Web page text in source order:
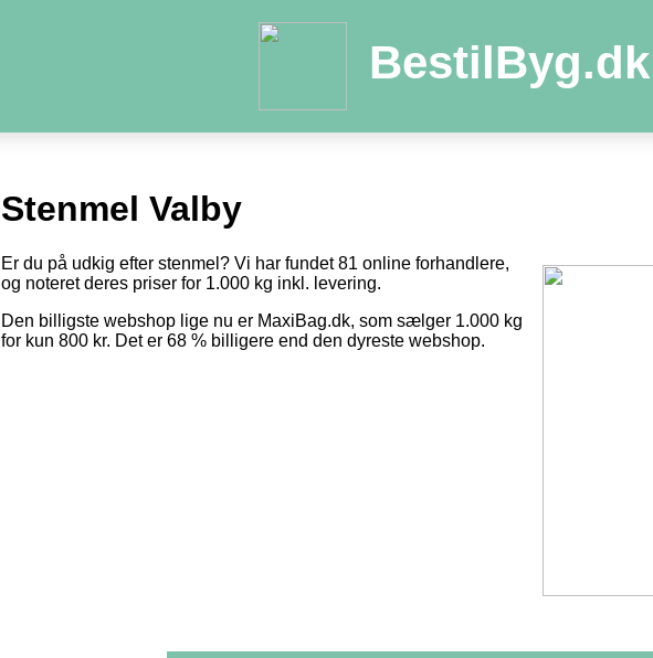
BestilByg.dk
Stenmel Valby
Er du på udkig efter stenmel? Vi har fundet 81 online forhandlere,
og noteret deres priser for 1.000 kg inkl. levering.
Den billigste webshop lige nu er MaxiBag.dk, som sælger 1.000 kg
for kun 800 kr. Det er 68 % billigere end den dyreste webshop.